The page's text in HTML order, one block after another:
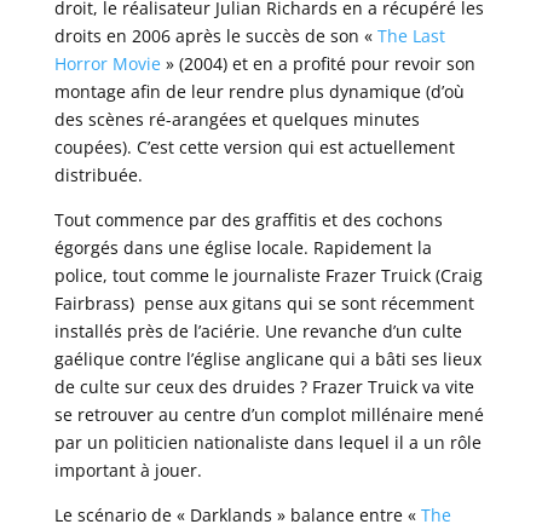
droit, le réalisateur Julian Richards en a récupéré les
droits en 2006 après le succès de son « The Last
Horror Movie» (2004) et en a profité pour revoir son
montage afin de leur rendre plus dynamique (d’où
des scènes ré-arangées et quelques minutes
coupées). C’est cette version qui est actuellement
distribuée.
Tout commence par des graffitis et des cochons
égorgés dans une église locale. Rapidement la
police, tout comme le journaliste Frazer Truick (Craig
Fairbrass) pense aux gitans qui se sont récemment
installés près de l’aciérie. Une revanche d’un culte
gaélique contre l’église anglicane qui a bâti ses lieux
de culte sur ceux des druides ? Frazer Truick va vite
se retrouver au centre d’un complot millénaire mené
par un politicien nationaliste dans lequel il a un rôle
important à jouer.
Le scénario de « Darklands » balance entre « The